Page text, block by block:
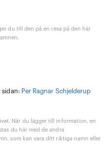
du till den på en resa på den här
sidan: Per Ragnar Schjelderup
När du lägger till information, en
du här med de andra
som kan vara ditt riktiga namn eller